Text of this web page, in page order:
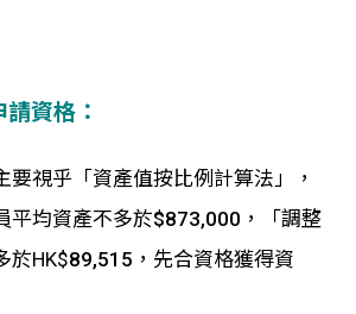
請資格：
要視乎「 資產值按比例計算法」，
平均資產不多於$873,000 ，「調整
於HK$89,515 ，先合資格獲得資